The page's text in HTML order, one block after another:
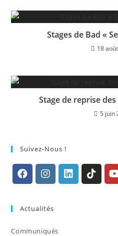
Stages de Bad «
18
Stage de reprise
5 juin
Suivez-Nous !
un
nouvel
nouvel
Actualités
Communiqués